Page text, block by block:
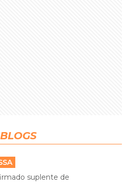
suplente de